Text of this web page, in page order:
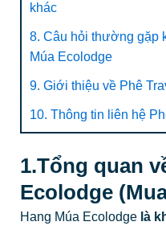
khác
8. Câu hỏi thường gặp
Múa Ecolodge
9. Giới thiệu về Phê
10. Thông tin liên hệ
1.Tổng quan
Ecolodge
Hang Múa Ecolodge là